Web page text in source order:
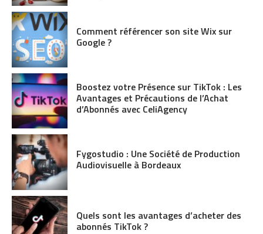
Comment référencer son site Wix sur
Google ?
Boostez votre Présence sur TikTok : Les
Avantages et Précautions de l’Achat
d’Abonnés avec CeliAgency
Fygostudio : Une Société de Production
Audiovisuelle à Bordeaux
Quels sont les avantages d’acheter des
abonnés TikTok ?